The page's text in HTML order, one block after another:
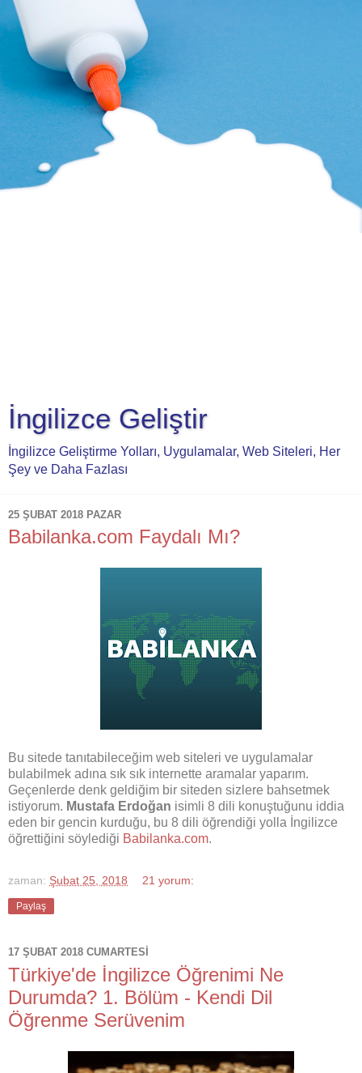
İngilizce Geliştir
İngilizce Geliştirme Yolları, Uygulamalar, Web Siteleri, Her
Şey ve Daha Fazlası
25 ŞUBAT 2018 PAZAR
Babilanka.com Faydalı Mı?
Bu sitede tanıtabileceğim web siteleri ve uygulamalar
bulabilmek adına sık sık internette aramalar yaparım.
Geçenlerde denk geldiğim bir siteden sizlere bahsetmek
istiyorum. Mustafa Erdoğan isimli 8 dili konuştuğunu iddia
eden bir gencin kurduğu, bu 8 dili öğrendiği yolla İngilizce
öğrettiğini söylediği Babilanka.com.
zaman: Şubat 25, 2018 21 yorum:
Paylaş
17 ŞUBAT 2018 CUMARTESI
Türkiye'de İngilizce Öğrenimi Ne
Durumda? 1. Bölüm - Kendi Dil
Öğrenme Serüvenim